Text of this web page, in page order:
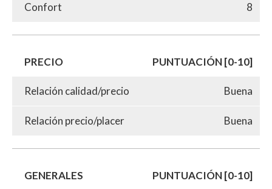
Confort 8
PRECIO PUNTUACIÓN [0-10]
Relación calidad/precio Buena
Relación precio/placer Buena
GENERALES PUNTUACIÓN [0-10]